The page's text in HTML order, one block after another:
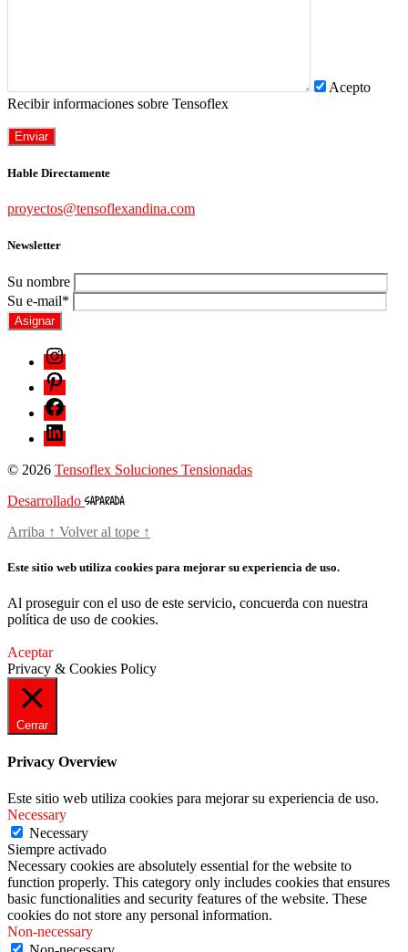
Acepto
Recibir informaciones sobre Tensoflex
Hable Directamente
proyectos@tensoflexandina.com
Newsletter
Su nombre
Su e-mail*
© 2026 Tensoflex Soluciones Tensionadas
Desarrollado
Arriba ↑ Volver al tope ↑
Este sitio web utiliza cookies para mejorar su experiencia de uso.
Al proseguir con el uso de este servicio, concuerda con nuestra
política de uso de cookies.
Aceptar
Privacy & Cookies Policy
Cerrar
Privacy Overview
Este sitio web utiliza cookies para mejorar su experiencia de uso.
Necessary
Necessary
Siempre activado
Necessary cookies are absolutely essential for the website to
function properly. This category only includes cookies that ensures
basic functionalities and security features of the website. These
cookies do not store any personal information.
Non-necessary